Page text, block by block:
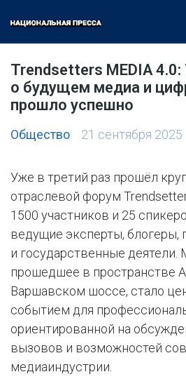
ОБЩЕСТВО ПОЛИТИКА
Trendsetters MEDIA
о будущем медиа и
прошло успешно
Общество 21 сентября 2025
Уже в третий раз прошёл
отраслевой форум
1500 участников и 25
ведущие эксперты, блогеры,
и государственные деятели.
прошедшее в пространстве
Варшавском шоссе, стало
событием для
ориентированной на
вызовов и возможностей
медиаиндустрии.